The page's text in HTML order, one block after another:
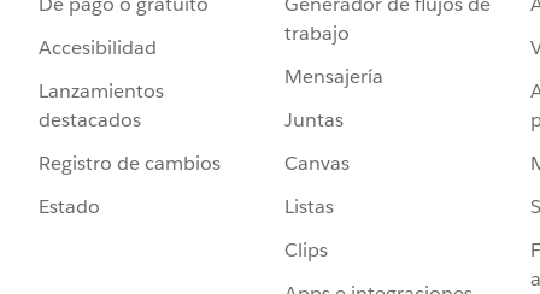
Accesibilidad
Lanzamientos
destacados
Registro de cambios
Estado
trabajo
Mensajería
Juntas
Canvas
Listas
Clips